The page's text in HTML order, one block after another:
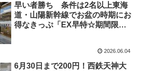
早い者勝ち 条件は2名以上東海
道・山陽新幹線でお盆の時期にお
得なきっぷ「EX早特☆期間限定
2026.06.04
6月30日まで200円！西鉄天神大